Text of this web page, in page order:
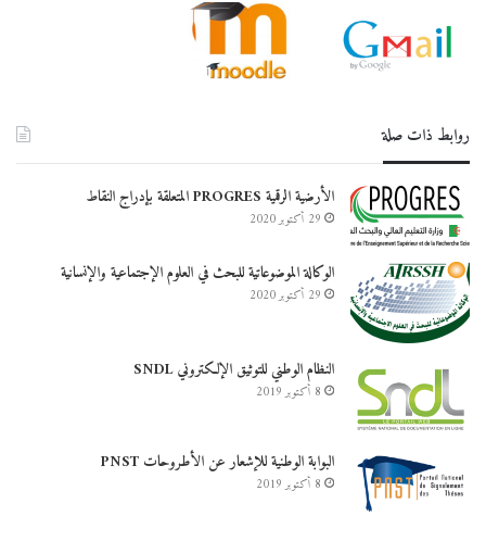
روابط ذات صلة
الأرضية الرقمية PROGRES المتعلقة بإدراج النقاط
29 أكتوبر 2020
الوكالة الموضوعاتية للبحث في العلوم الإجتماعية والإنسانية
29 أكتوبر 2020
النظام الوطني للتوثيق الإلكتروني SNDL
8 أكتوبر 2019
البوابة الوطنية للإشعار عن الأطروحات PNST
8 أكتوبر 2019